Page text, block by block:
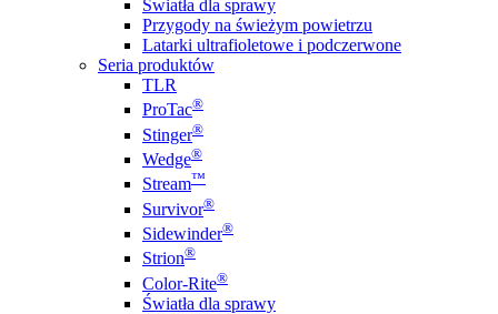
Światła dla sprawy
Przygody na świeżym powietrzu
Latarki ultrafioletowe i podczerwone
Seria produktów
TLR
ProTac®
Stinger®
Wedge®
Stream™
Survivor®
Sidewinder®
Strion®
Color-Rite®
Światła dla sprawy